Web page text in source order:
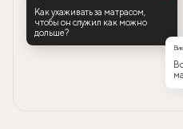
Как ухаживать за матрасом,
чтобы он служил как можно
дольше?